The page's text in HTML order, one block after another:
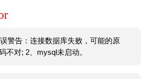
警告：连接数据库失败，可能的原
不对; 2、mysql未启动。